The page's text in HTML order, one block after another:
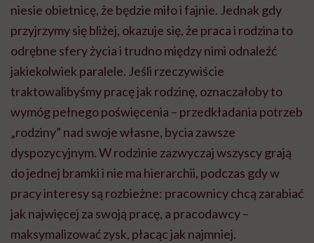
niesie obietnicę, że będzie miło i fajnie. Jednak gdy
przyjrzymy się bliżej, okazuje się, że praca i rodzina to
odrębne sfery życia i trudno między nimi odnaleźć
jakiekolwiek paralele. Jeśli rzeczywiście
traktowalibyśmy pracę jak rodzinę, oznaczałoby to
wymóg pełnego poświęcenia – przedkładania potrzeb
„rodziny” nad swoje własne, bycia zawsze
dyspozycyjnym. W rodzinie zazwyczaj wszyscy grają
do jednej bramki i nie ma hierarchii, podczas gdy w
pracy interesy są rozbieżne: pracownicy chcą zarabiać
jak najwięcej za swoją pracę, a pracodawcy –
maksymalizować zysk, płacąc jak najmniej.